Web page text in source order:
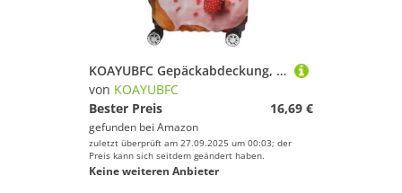
KOAYUBFC Gepäckabdeckung, Erdbeer-Donut-Motiv, TSA-geprüft, elastisch, waschbar, Anzughülle, kratzfest, Reisegepäck, Koffer-Schutz, passend für, Erdbeer-Donut, L, Kofferhülle
von KOAYUBFC
Bester Preis
16,69 €
gefunden bei Amazon
zuletzt überprüft am 27.09.2025 um 00:03; der
Preis kann sich seitdem geändert haben.
Keine weiteren Anbieter